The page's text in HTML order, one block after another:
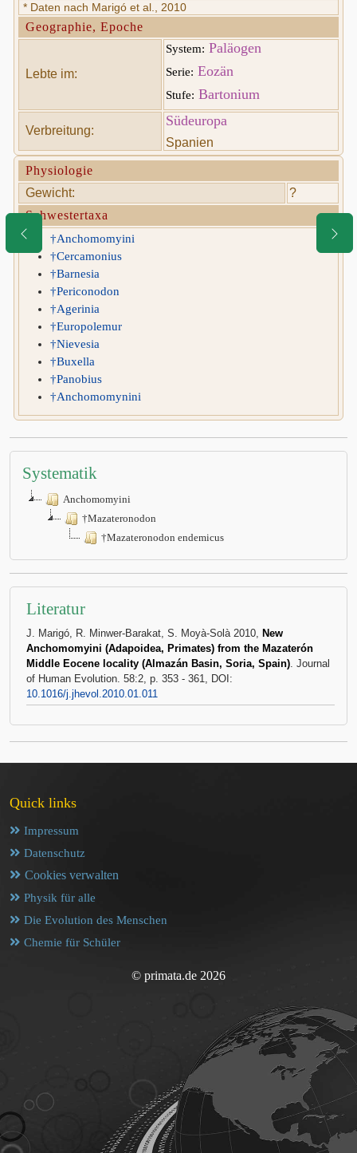
* Daten nach Marigó et al., 2010
Geographie, Epoche
Lebte im:
System: Paläogen
Serie: Eozän
Stufe: Bartonium
Verbreitung:
Südeuropa
Spanien
Physiologie
Gewicht:
?
Schwestertaxa
†Anchomomyini
†Cercamonius
†Barnesia
†Periconodon
†Agerinia
†Europolemur
†Nievesia
†Buxella
†Panobius
†Anchomomynini
Systematik
Anchomomyini
†Mazateronodon
†Mazateronodon endemicus
Literatur
J. Marigó, R. Minwer-Barakat, S. Moyà-Solà 2010, New
Anchomomyini (Adapoidea, Primates) from the Mazaterón
Middle Eocene locality (Almazán Basin, Soria, Spain). Journal
of Human Evolution. 58:2, p. 353 - 361, DOI:
10.1016/j.jhevol.2010.01.011
Quick links
Impressum
Datenschutz
Cookies verwalten
Physik für alle
Die Evolution des Menschen
Chemie für Schüler
© primata.de 2026